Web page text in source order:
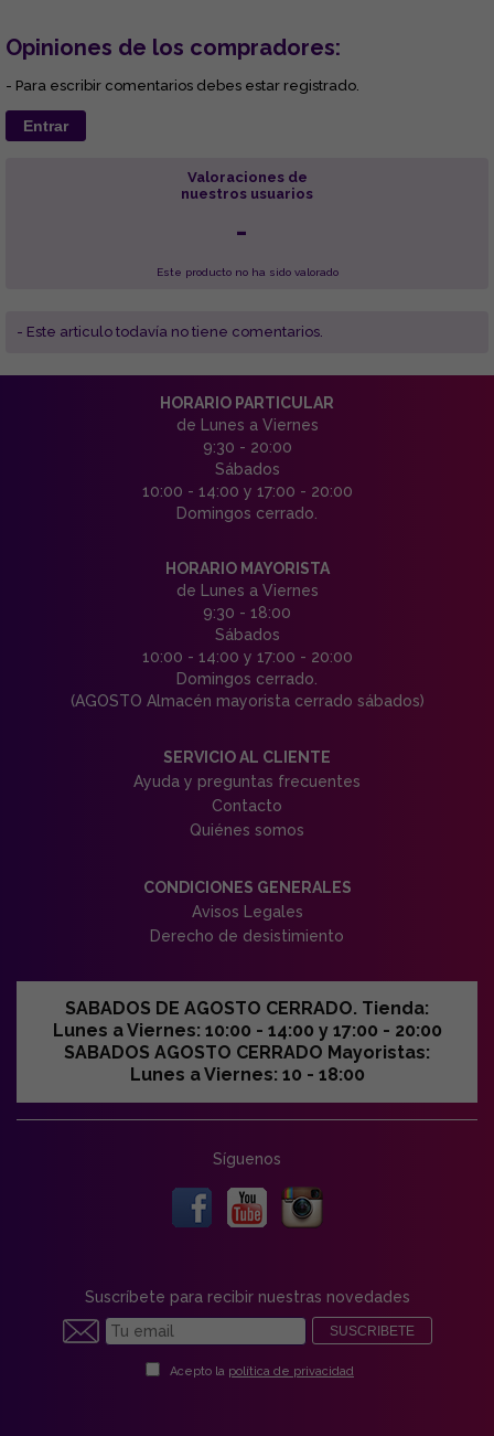
Opiniones de los compradores:
- Para escribir comentarios debes estar registrado.
Entrar
Valoraciones de
nuestros usuarios
-
Este producto no ha sido valorado
- Este articulo todavía no tiene comentarios.
HORARIO PARTICULAR
de Lunes a Viernes
9:30 - 20:00
Sábados
10:00 - 14:00 y 17:00 - 20:00
Domingos cerrado.
HORARIO MAYORISTA
de Lunes a Viernes
9:30 - 18:00
Sábados
10:00 - 14:00 y 17:00 - 20:00
Domingos cerrado.
(AGOSTO Almacén mayorista cerrado sábados)
SERVICIO AL CLIENTE
Ayuda y preguntas frecuentes
Contacto
Quiénes somos
CONDICIONES GENERALES
Avisos Legales
Derecho de desistimiento
SABADOS DE AGOSTO CERRADO. Tienda:
Lunes a Viernes: 10:00 - 14:00 y 17:00 - 20:00
SABADOS AGOSTO CERRADO Mayoristas:
Lunes a Viernes: 10 - 18:00
Síguenos
Suscríbete para recibir nuestras novedades
SUSCRIBETE
Acepto la política de privacidad